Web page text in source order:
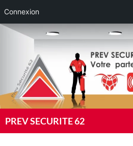
Connexion
Aller
PREV SECURITE 62